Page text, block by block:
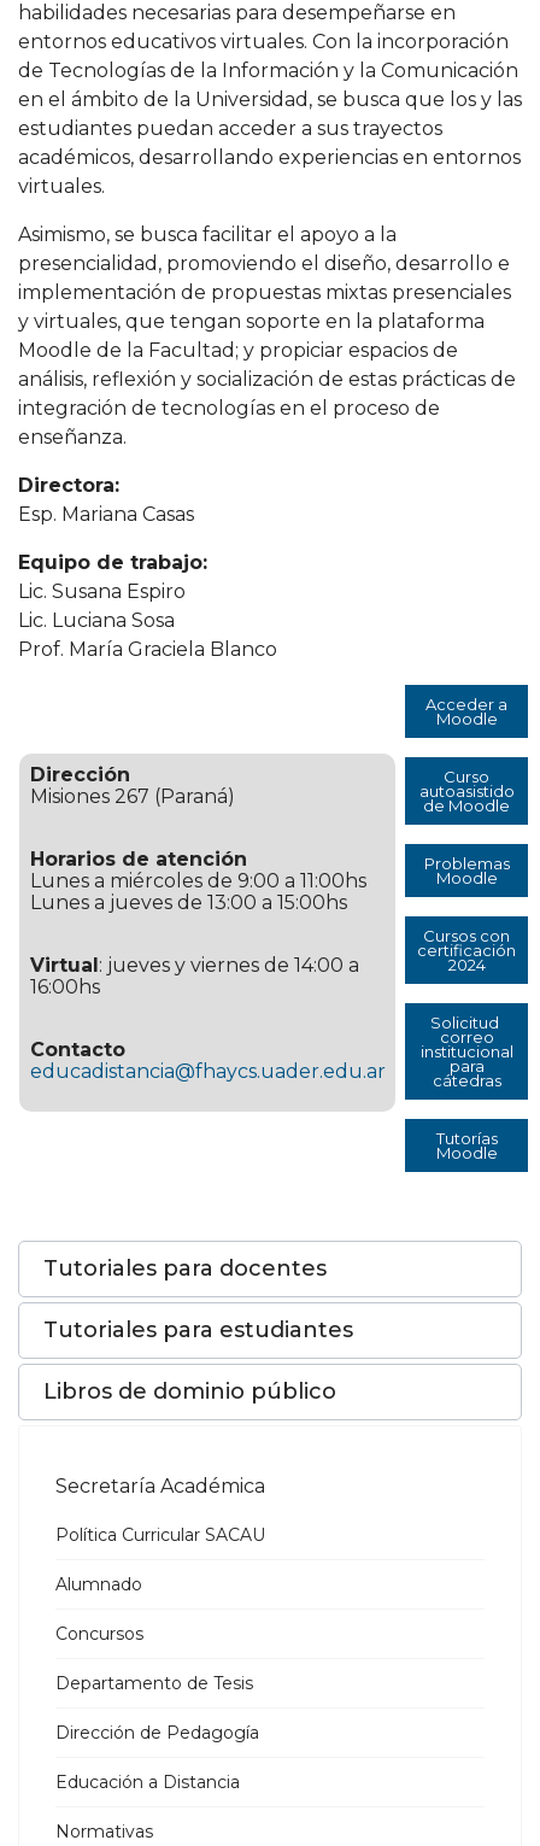
habilidades necesarias para desempeñarse en
entornos educativos virtuales. Con la incorporación
de Tecnologías de la Información y la Comunicación
en el ámbito de la Universidad, se busca que los y las
estudiantes puedan acceder a sus trayectos
académicos, desarrollando experiencias en entornos
virtuales.
Asimismo, se busca facilitar el apoyo a la
presencialidad, promoviendo el diseño, desarrollo e
implementación de propuestas mixtas presenciales
y virtuales, que tengan soporte en la plataforma
Moodle de la Facultad; y propiciar espacios de
análisis, reflexión y socialización de estas prácticas de
integración de tecnologías en el proceso de
enseñanza.
Directora:
Esp. Mariana Casas
Equipo de trabajo:
Lic. Susana Espiro
Lic. Luciana Sosa
Prof. María Graciela Blanco
Dirección
Misiones 267 (Paraná)
Horarios de atención
Lunes a miércoles de 9:00 a 11:00hs
Lunes a jueves de 13:00 a 15:00hs
Virtual: jueves y viernes de 14:00 a
16:00hs
Contacto
educadistancia@fhaycs.uader.edu.ar
Acceder a
Moodle
Curso
autoasistido
de Moodle
Problemas
Moodle
Cursos con
certificación
2024
Solicitud
correo
institucional
para
cátedras
Tutorías
Moodle
Tutoriales para docentes
Tutoriales para estudiantes
Libros de dominio público
Secretaría Académica
Política Curricular SACAU
Alumnado
Concursos
Departamento de Tesis
Dirección de Pedagogía
Educación a Distancia
Normativas